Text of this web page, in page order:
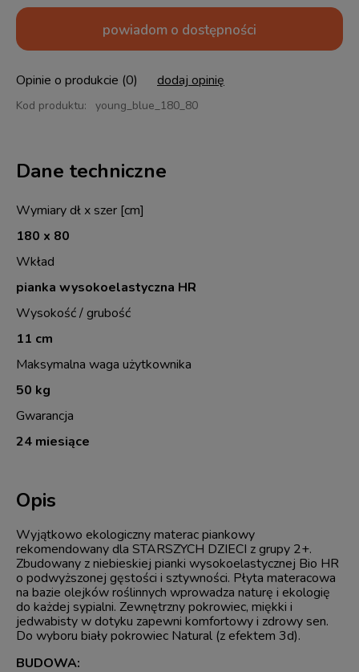
30
powiadom o dostępności
Kod produktu: young_blue_180_80
Opinie o produkcie (0) dodaj opinię
Opis
Wyjątkowo ekologiczny materac piankowy
rekomendowany dla STARSZYCH DZIECI z grupy 2+.
Zbudowany z niebieskiej pianki wysokoelastycznej Bio HR
o podwyższonej gęstości i sztywności. Płyta materacowa
na bazie olejków roślinnych wprowadza naturę i ekologię
do każdej sypialni. Zewnętrzny pokrowiec, miękki i
jedwabisty w dotyku zapewni komfortowy i zdrowy sen.
Do wyboru biały pokrowiec Natural (z efektem 3d).
BUDOWA:
Dane techniczne
Wymiary dł x szer [cm]
180 x 80
Wkład
pianka wysokoelastyczna HR
Wysokość / grubość
11 cm
Maksymalna waga użytkownika
50 kg
Gwarancja
24 miesiące